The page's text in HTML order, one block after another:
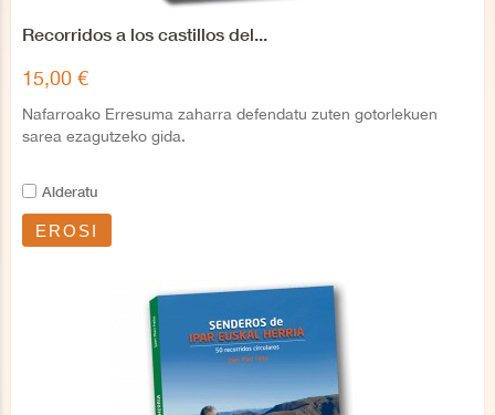
Recorridos a los castillos del...
15,00 €
Nafarroako Erresuma zaharra defendatu zuten gotorlekuen
sarea ezagutzeko gida.
Alderatu
EROSI